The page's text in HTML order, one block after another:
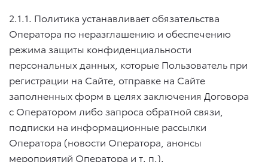
2.1.1. Политика устанавливает обязательства
Оператора по неразглашению и обеспечению
режима защиты конфиденциальности
персональных данных, которые Пользователь при
регистрации на Сайте, отправке на Сайте
заполненных форм в целях заключения Договора
с Оператором либо запроса обратной связи,
подписки на информационные рассылки
Оператора (новости Оператора, анонсы
мероприятий Оператора и т. п.).